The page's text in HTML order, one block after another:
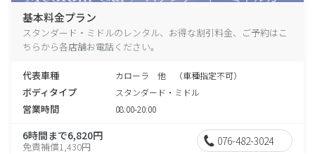
基本料金プラン
スタンダード・ミドルのレンタル、お得な割引料金、ご予約はこ
ちらから各店舗お電話ください。
代表車種 カローラ 他 （車種指定不可）
ボディタイプ スタンダード・ミドル
営業時間 08:00-20:00
6時間まで6,820円
免責補償1,430円 076-482-3024